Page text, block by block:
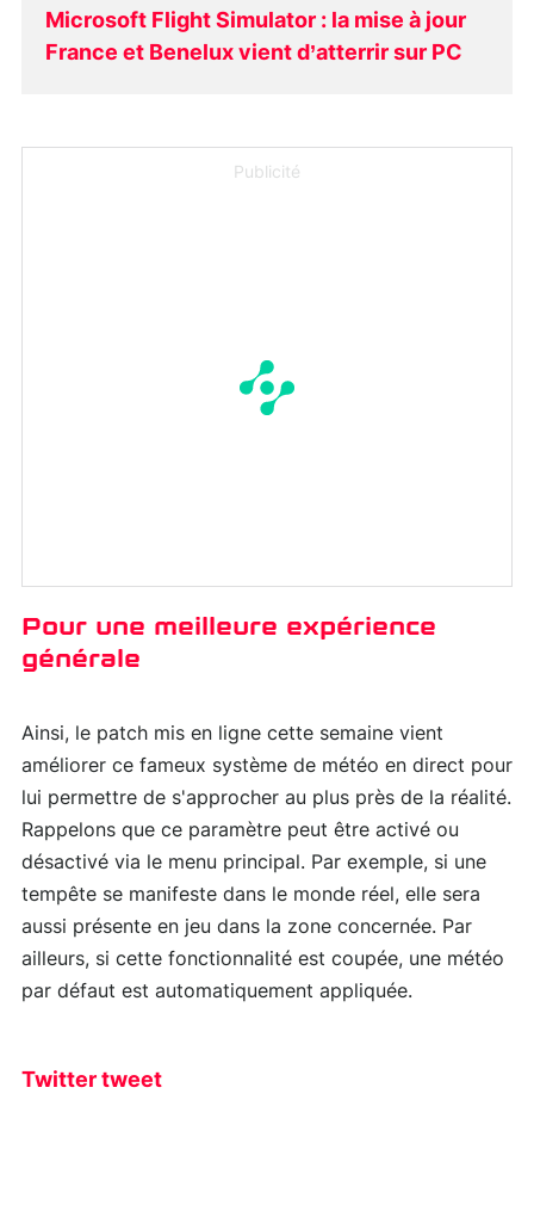
Microsoft Flight Simulator : la mise à jour
France et Benelux vient d’atterrir sur PC
Publicité
Pour une meilleure expérience
générale
Ainsi, le patch mis en ligne cette semaine vient
améliorer ce fameux système de météo en direct pour
lui permettre de s'approcher au plus près de la réalité.
Rappelons que ce paramètre peut être activé ou
désactivé via le menu principal. Par exemple, si une
tempête se manifeste dans le monde réel, elle sera
aussi présente en jeu dans la zone concernée. Par
ailleurs, si cette fonctionnalité est coupée, une météo
par défaut est automatiquement appliquée.
Twitter tweet